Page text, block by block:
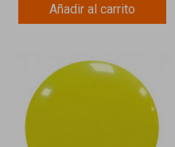
Añadir al carrito